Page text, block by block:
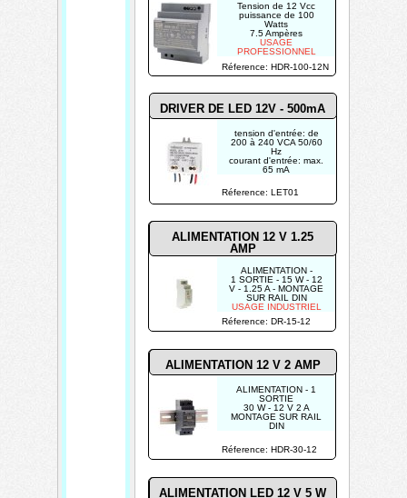
Réference: LET01
ALIMENTATION LED 12 V 5 W
DRIVER DE LED 12V - 500mA
ALIMENTATION - 1
SORTIE
30 W - 12 V 2 A
MONTAGE SUR RAIL
DIN
ALIMENTATION 12 V 1.25
AMP
Réference: HDR-30-12
tension d'entrée: de
200 à 240 VCA 50/60
Hz
courant d'entrée: max.
65 mA
VCC
courant de sortie max.:
500 mA
ALIMENTATION -
1 SORTIE - 15 W - 12
V - 1.25 A - MONTAGE
SUR RAIL DIN
USAGE INDUSTRIEL
Réference: DR-15-12
ALIMENTATION 12 V 2 AMP
Tension de 12 Vcc
puissance de 100
Watts
7.5 Ampères
USAGE
PROFESSIONNEL
Réference: HDR-100-12N